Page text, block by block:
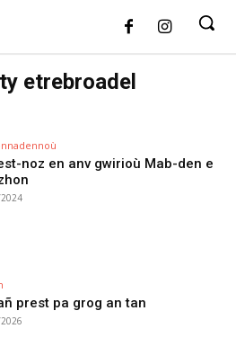
etrebroadel
noz en anv gwirioù Mab-den e
prest pa grog an tan